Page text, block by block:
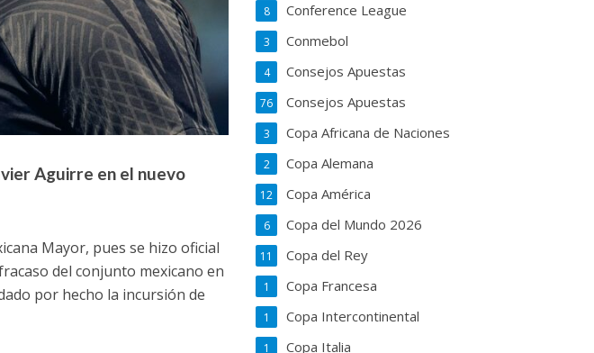
Aguirre en el nuevo
Mayor, pues se hizo oficial
del conjunto mexicano en
por hecho la incursión de
Conference League
8
Conmebol
3
Consejos Apuestas
4
Consejos Apuestas
76
Copa Africana de Naciones
3
Copa Alemana
2
Copa América
12
Copa del Mundo 2026
6
Copa del Rey
11
Copa Francesa
1
Copa Intercontinental
1
Copa Italia
1